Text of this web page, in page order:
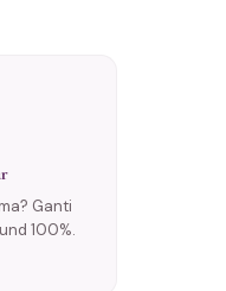
Ganti
100%.